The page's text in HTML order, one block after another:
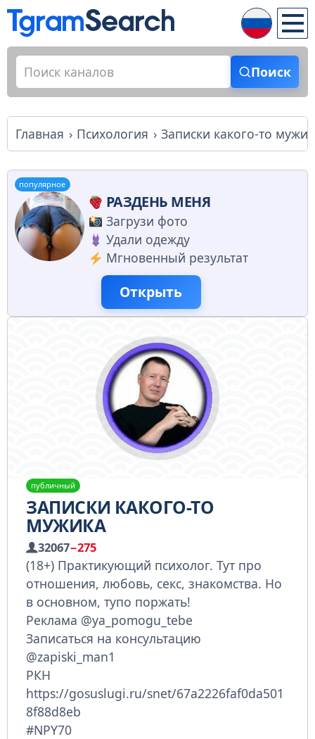
Поиск
Главная Психология Записки какого-то
популярное
РАЗДЕНЬ МЕНЯ
Загрузи фото
Удали одежду
Мгновенный результат
Открыть
публичный
ЗАПИСКИ КАКОГО-ТО
МУЖИКА
32067−275
(18+) Практикующий психолог. Тут про
отношения, любовь, секс, знакомства. Но
в основном, тупо поржать!
Реклама @ya_pomogu_tebe
Записаться на консультацию
@zapiski_man1
РКН
https://gosuslugi.ru/snet/67a2226faf0da501
8f88d8eb
#NPY70